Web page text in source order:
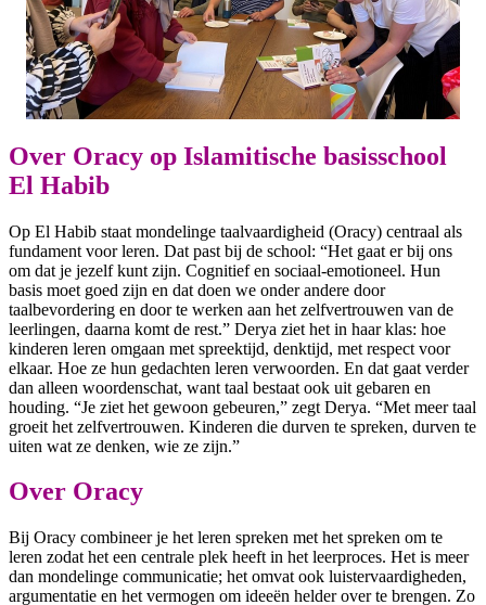
Over Oracy op Islamitische basisschool
El Habib
Op El Habib staat mondelinge taalvaardigheid (Oracy) centraal als
fundament voor leren. Dat past bij de school: “Het gaat er bij ons
om dat je jezelf kunt zijn. Cognitief en sociaal-emotioneel. Hun
basis moet goed zijn en dat doen we onder andere door
taalbevordering en door te werken aan het zelfvertrouwen van de
leerlingen, daarna komt de rest.” Derya ziet het in haar klas: hoe
kinderen leren omgaan met spreektijd, denktijd, met respect voor
elkaar. Hoe ze hun gedachten leren verwoorden. En dat gaat verder
dan alleen woordenschat, want taal bestaat ook uit gebaren en
houding. “Je ziet het gewoon gebeuren,” zegt Derya. “Met meer taal
groeit het zelfvertrouwen. Kinderen die durven te spreken, durven te
uiten wat ze denken, wie ze zijn.”
Over Oracy
Bij Oracy combineer je het leren spreken met het spreken om te
leren zodat het een centrale plek heeft in het leerproces. Het is meer
dan mondelinge communicatie; het omvat ook luistervaardigheden,
argumentatie en het vermogen om ideeën helder over te brengen. Zo